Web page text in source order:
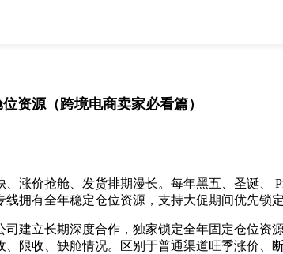
资源（跨境电商卖家必看篇）
价抢舱、发货排期漫长。每年黑五、圣诞、
拥有全年稳定仓位资源，支持大促期间优先锁
立长期深度合作，独家锁定全年固定仓位资
限收、缺舱情况。区别于普通渠道旺季涨价、